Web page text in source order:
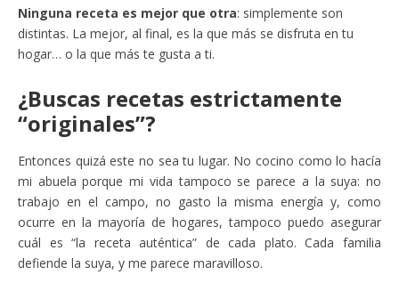
Ninguna receta es mejor que otra: simplemente son
distintas. La mejor, al final, es la que más se disfruta en tu
hogar… o la que más te gusta a ti.
¿Buscas recetas estrictamente
“originales”?
Entonces quizá este no sea tu lugar. No cocino como lo hacía
mi abuela porque mi vida tampoco se parece a la suya: no
trabajo en el campo, no gasto la misma energía y, como
ocurre en la mayoría de hogares, tampoco puedo asegurar
cuál es “la receta auténtica” de cada plato. Cada familia
defiende la suya, y me parece maravilloso.